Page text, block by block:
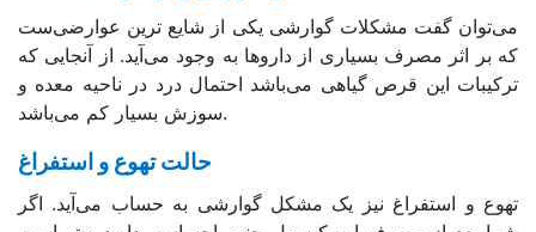
می‌توان گفت مشکلات گوارشی یکی از شایع ترین عوارضی‌ست
که بر اثر مصرف بسیاری از داروها به وجود می‌آید. از آنجایی که
ترکیبات این قرص گیاهی می‌باشد احتمال درد در ناحیه معده و
سوزش بسیار کم می‌باشد.
تهوع و استفراغ نیز یک مشکل گوارشی به حساب می‌آید. اگر